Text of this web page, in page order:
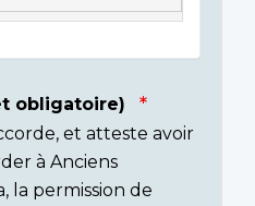
obligatoire)
et atteste avoir
à Anciens
la permission de